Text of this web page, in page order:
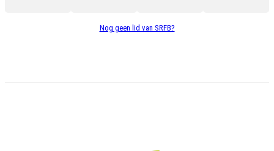
Nog geen lid van SRFB?